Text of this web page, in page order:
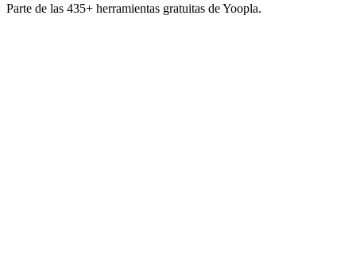
Parte de las 435+ herramientas gratuitas de Yoopla.